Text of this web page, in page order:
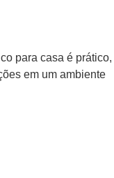
para casa é prático,
em um ambiente